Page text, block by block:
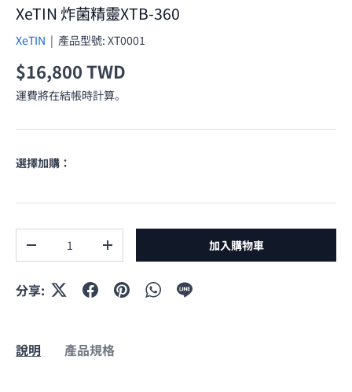
XeTIN 炸菌精靈XTB-360
XeTIN | 產品型號: XT0001
原價
$16,800 TWD
運費將在結帳時計算。
選擇加購：
減少數量
增加數量 加入購物車
分享:
說明 產品規格